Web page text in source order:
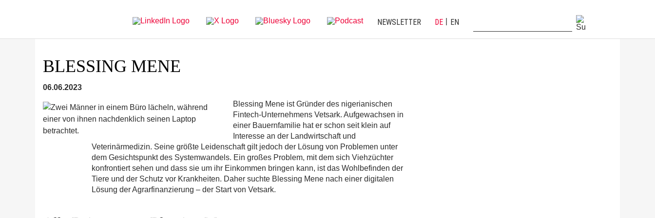
NEWSLETTER DE EN
BLESSING MENE
06.06.2023
Blessing Mene ist Gründer des nigerianischen
Fintech-Unternehmens Vetsark. Aufgewachsen in
einer Bauernfamilie hat er schon seit klein auf
Interesse an der Landwirtschaft und
Veterinärmedizin. Seine größte Leidenschaft gilt jedoch der Lösung von Problemen unter
dem Gesichtspunkt des Systemwandels. Ein großes Problem, mit dem sich Viehzüchter
konfrontiert sehen und dass sie um ihr Einkommen bringen kann, ist das Wohlbefinden der
Tiere und der Schutz vor Krankheiten. Daher suchte Blessing Mene nach einer digitalen
Lösung der Agrarfinanzierung – der Start von Vetsark.